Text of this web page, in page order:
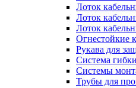
Лоток
Лоток
Лоток
Огнестойкие
Рукава для
Система
Системы
Трубы для